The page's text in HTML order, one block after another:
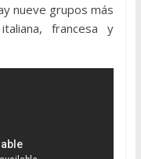
nueve grupos más
francesa y